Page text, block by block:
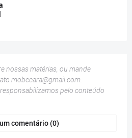
nossas matérias, ou mande
mobceara@gmail.com
pelo conteúdo
comentário (0)